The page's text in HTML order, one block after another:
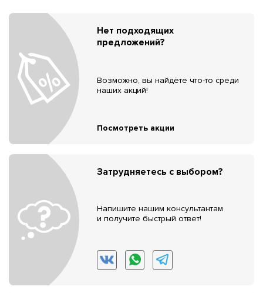
Нет подходящих
предложений?
Возможно, вы найдёте что-то среди
наших акций!
Посмотреть акции
Затрудняетесь с выбором?
Напишите нашим консультантам
и получите быстрый ответ!